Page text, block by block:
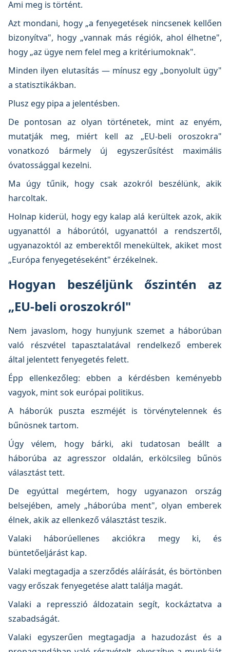
Ami meg is történt.
Azt mondani, hogy „a fenyegetések nincsenek kellően
bizonyítva", hogy „vannak más régiók, ahol élhetne",
hogy „az ügye nem felel meg a kritériumoknak".
Minden ilyen elutasítás — mínusz egy „bonyolult ügy"
a statisztikákban.
Plusz egy pipa a jelentésben.
De pontosan az olyan történetek, mint az enyém,
mutatják meg, miért kell az „EU-beli oroszokra"
vonatkozó bármely új egyszerűsítést maximális
óvatossággal kezelni.
Ma úgy tűnik, hogy csak azokról beszélünk, akik
harcoltak.
Holnap kiderül, hogy egy kalap alá kerültek azok, akik
ugyanattól a háborútól, ugyanattól a rendszertől,
ugyanazoktól az emberektől menekültek, akiket most
„Európa fenyegetéseként" érzékelnek.
Hogyan beszéljünk őszintén az
„EU-beli oroszokról"
Nem javaslom, hogy hunyjunk szemet a háborúban
való részvétel tapasztalatával rendelkező emberek
által jelentett fenyegetés felett.
Épp ellenkezőleg: ebben a kérdésben keményebb
vagyok, mint sok európai politikus.
A háborúk puszta eszméjét is törvénytelennek és
bűnösnek tartom.
Úgy vélem, hogy bárki, aki tudatosan beállt a
háborúba az agresszor oldalán, erkölcsileg bűnös
választást tett.
De egyúttal megértem, hogy ugyanazon ország
belsejében, amely „háborúba ment", olyan emberek
élnek, akik az ellenkező választást teszik.
Valaki háborúellenes akciókra megy ki, és
büntetőeljárást kap.
Valaki megtagadja a szerződés aláírását, és börtönben
vagy erőszak fenyegetése alatt találja magát.
Valaki a represszió áldozatain segít, kockáztatva a
szabadságát.
Valaki egyszerűen megtagadja a hazudozást és a